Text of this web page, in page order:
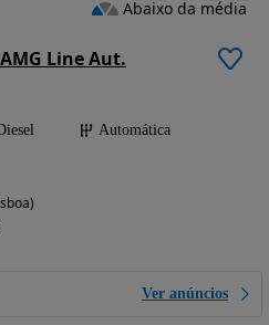
Line Aut.
Automática
Ver anúncios
Abaixo da média